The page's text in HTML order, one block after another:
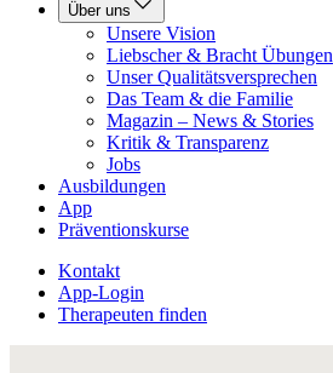
Über uns
Unsere Vision
Liebscher & Bracht Übungen
Unser Qualitätsversprechen
Das Team & die Familie
Magazin – News & Stories
Kritik & Transparenz
Jobs
Ausbildungen
App
Präventionskurse
Kontakt
App-Login
Therapeuten finden